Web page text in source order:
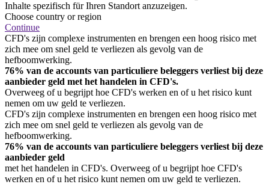
Inhalte spezifisch für Ihren Standort anzuzeigen.
Choose country or region
Continue
CFD's zijn complexe instrumenten en brengen een hoog risico met
zich mee om snel geld te verliezen als gevolg van de
hefboomwerking.
76% van de accounts van particuliere beleggers verliest bij deze
aanbieder geld met het handelen in CFD's.
Overweeg of u begrijpt hoe CFD's werken en of u het risico kunt
nemen om uw geld te verliezen.
CFD's zijn complexe instrumenten en brengen een hoog risico met
zich mee om snel geld te verliezen als gevolg van de
hefboomwerking.
76% van de accounts van particuliere beleggers verliest bij deze
aanbieder geld
met het handelen in CFD's. Overweeg of u begrijpt hoe CFD's
werken en of u het risico kunt nemen om uw geld te verliezen.